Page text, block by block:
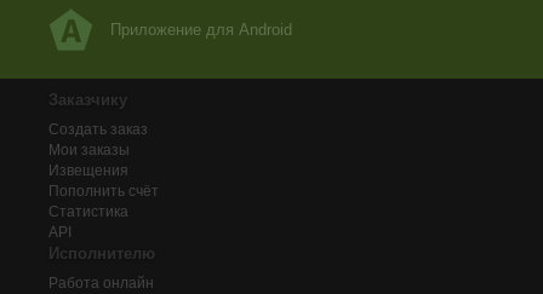
Приложение для Android
Заказчику
Создать заказ
Мои заказы
Извещения
Пополнить счёт
Статистика
API
Исполнителю
Работа онлайн